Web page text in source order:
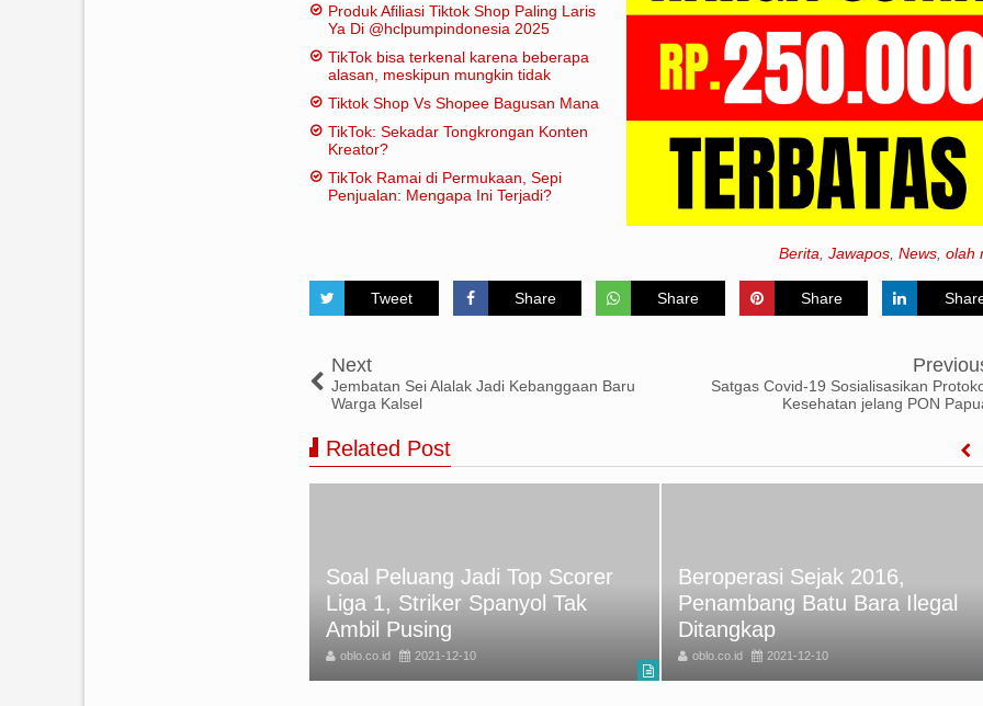
Produk Afiliasi Tiktok Shop Paling Laris
Ya Di @hclpumpindonesia 2025
TikTok bisa terkenal karena beberapa
alasan, meskipun mungkin tidak
tradisional:
Tiktok Shop Vs Shopee Bagusan Mana
TikTok: Sekadar Tongkrongan Konten
Kreator?
TikTok Ramai di Permukaan, Sepi
Penjualan: Mengapa Ini Terjadi?
Berita Jawapos News olah
Tweet Share Share Share
Next
Jembatan Sei Alalak Jadi Kebanggaan Baru
Warga Kalsel
Satgas Covid-19 Sosialisasikan
Kesehatan jelang PON
Related Post
Soal Peluang Jadi Top Scorer
Liga 1, Striker Spanyol Tak
Ambil Pusing
oblo.co.id 2021-12-10
Beroperasi Sejak 2016,
Penambang Batu Bara Ilegal
Ditangkap
oblo.co.id 2021-12-10